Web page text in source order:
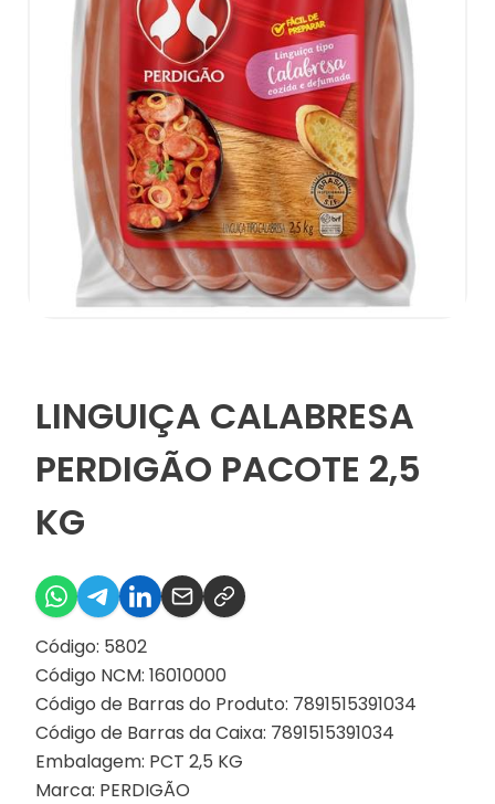
LINGUIÇA CALABRESA
PERDIGÃO PACOTE 2,5
KG
Código: 5802
Código NCM: 16010000
Código de Barras do Produto: 7891515391034
Código de Barras da Caixa: 7891515391034
Embalagem: PCT 2,5 KG
Marca: PERDIGÃO